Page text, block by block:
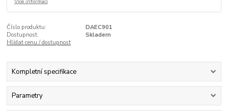
Číslo produktu:
DAEC901
Dostupnost:
Skladem
Hlídat cenu / dostupnost
Kompletní specifikace
Parametry